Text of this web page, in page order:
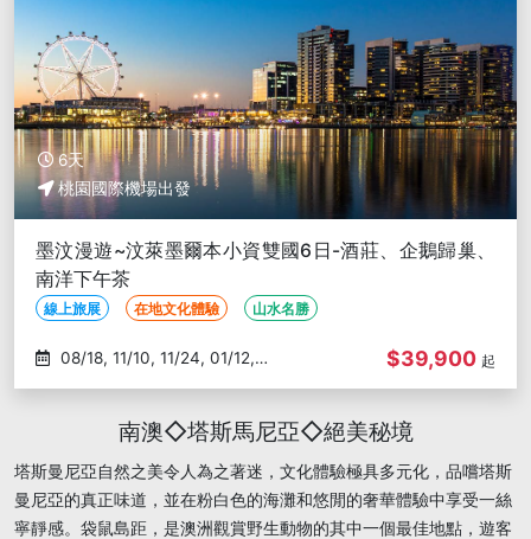
6天
桃園國際機場出發
墨汶漫遊~汶萊墨爾本小資雙國6日-酒莊、企鵝歸巢、
南洋下午茶
線上旅展 在地文化體驗 山水名勝
01/26
$39,900 起
南澳◇塔斯馬尼亞◇絕美秘境
塔斯曼尼亞自然之美令人為之著迷，文化體驗極具多元化，品嚐塔斯
曼尼亞的真正味道，並在粉白色的海灘和悠閒的奢華體驗中享受一絲
寧靜感。袋鼠島距，是澳洲觀賞野生動物的其中一個最佳地點，遊客